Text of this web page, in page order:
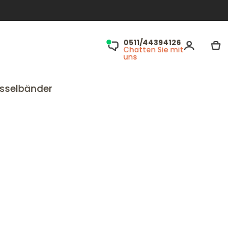
0511/44394126
Chatten Sie mit
uns